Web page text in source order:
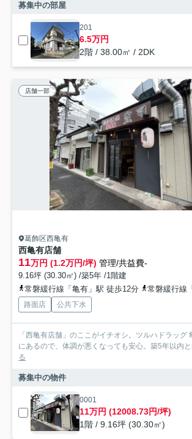
募集中の部屋
201
6.5万円
2階 / 38.00㎡ / 2DK
店舗一部
葛飾区西亀有
西亀有店舗
11万円 (1.2万円/坪) 管理/共益費-
9.16坪 (30.30㎡) /築5年 /1階建
常磐緩行線「亀有」駅 徒歩12分
常磐緩行線「
路面店 公共下水
「西亀有店舗」のここがイチオシ。ツルハドラッグ
にあるので、体調が悪くなっても安心。築5年以内
る
募集中の物件
0001
11万円 (12008.73円/坪)
1階 / 9.16坪 (30.30㎡)